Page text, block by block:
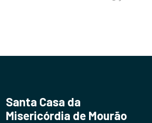
Santa Casa da
Misericórdia de Mourão